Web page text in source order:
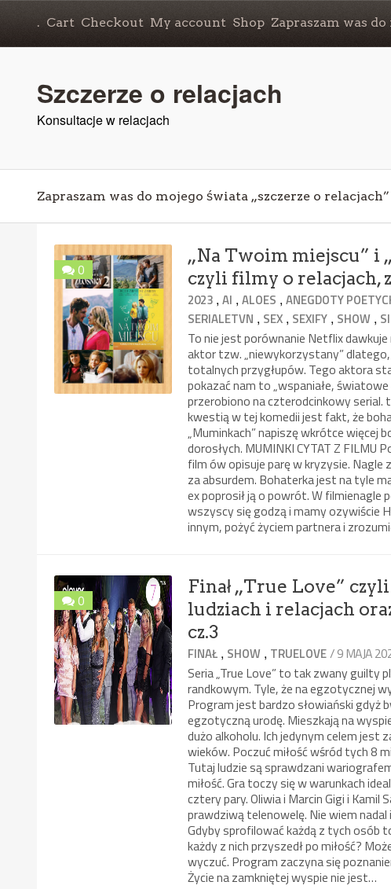
. Cart Checkout My account Shop Zapraszam was
Szczerze o relacjach
Konsultacje w relacjach
Zapraszam was do mojego świata „szczerze o relacjach”
0
„Na Twoim miejscu” i
czyli filmy o relacjach,
2023 ,AI ,ALOES ,ANEGDOTY
SERIALETVN , SEX , SEXIFY , SHOW ,
To nie jest porównanie Netflix dawkuje
aktor tzw. „niewykorzystany”
totalnych przygłupów. Tego aktora
pokazać nam to „wspaniałe,
przerobiono na czterodcinkowy serial.
kwestią w tej komedii jest fakt, że
„Muminkach” napiszę wkrótce więcej
dorosłych. MUMINKI CYTAT Z FILMU
film ów opisuje parę w kryzysie. Nagle
za absurdem. Bohaterka jest na tyle
ex poprosił ją o powrót. W filmienagle
wszyscy się godzą i mamy ozywiście
innym, pożyć życiem partnera i
0
Finał „True Love”
ludziach i relacjach
cz.3
FINAŁ , SHOW , TRUELOVE/ 9 MAJA
Seria „True Love” to tak zwany guilty
randkowym. Tyle, że na egzotycznej
Program jest bardzo słowiański gdyż
egzotyczną urodę. Mieszkają na
dużo alkoholu. Ich jedynym celem jest
wieków. Poczuć miłość wśród tych 8
Tutaj ludzie są sprawdzani
miłość. Gra toczy się w warunkach
cztery pary. Oliwia i Marcin Gigi i Kamil
prawdziwą telenowelę. Nie wiem
Gdyby sprofilować każdą z tych osób
każdy z nich przyszedł po miłość?
wyczuć. Program zaczyna się
Życie na zamkniętej wyspie nie jest…